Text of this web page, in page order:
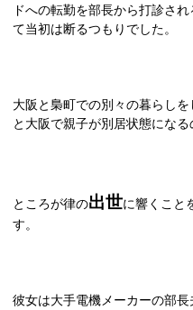
ドへの転勤を部長から打診さ
て当初は断るつもりでした。
大阪と梟町での別々の暮らし
と大阪で親子が別居状態にな
ところが律の出世に響くこと
す。
彼女は大手電機メーカーの部